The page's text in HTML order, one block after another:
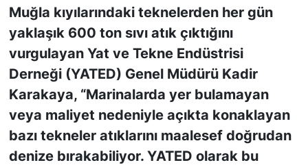
Muğla kıyılarındaki teknelerden her gün
yaklaşık 600 ton sıvı atık çıktığını
vurgulayan Yat ve Tekne Endüstrisi
Derneği (YATED) Genel Müdürü Kadir
Karakaya, “Marinalarda yer bulamayan
veya maliyet nedeniyle açıkta konaklayan
bazı tekneler atıklarını maalesef doğrudan
denize bırakabiliyor. YATED olarak bu
FUAR RAPORU
FESTİVAL HABERLERİ
FESTİVAL TAKVİMİ
KONGRE HABERLERİ